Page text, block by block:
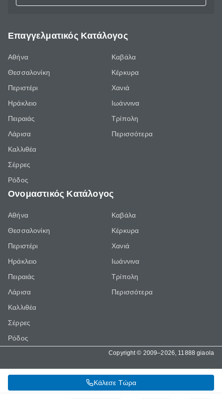
Κάλεσε Τώρα
Επαγγελματικός Κατάλογος
Αθήνα
Θεσσαλονίκη
Περιστέρι
Ηράκλειο
Πειραιάς
Λάρισα
Καλλιθέα
Σέρρες
Ρόδος
Καβάλα
Κέρκυρα
Χανιά
Ιωάννινα
Τρίπολη
Περισσότερα
Ονομαστικός Κατάλογος
Αθήνα
Θεσσαλονίκη
Περιστέρι
Ηράκλειο
Πειραιάς
Λάρισα
Καλλιθέα
Σέρρες
Ρόδος
Καβάλα
Κέρκυρα
Χανιά
Ιωάννινα
Τρίπολη
Περισσότερα
Copyright © 2009–2026, 11888 giaola